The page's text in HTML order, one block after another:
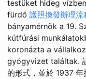
testüket hideg
fürdő 護照換發辦理流
bányamérnök a 19.
kútfúrási
koronázta a
gyógyvizet találtak.
的形式，並於 1937